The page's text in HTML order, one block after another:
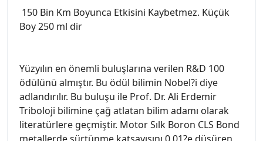
150 Bin Km Boyunca Etkisini Kaybetmez. Küçük
Boy 250 ml dir
Yüzyılın en önemli buluşlarına verilen R&D 100
ödülünü almıştır. Bu ödül bilimin Nobel?i diye
adlandırılır. Bu buluşu ile Prof. Dr. Ali Erdemir
Triboloji bilimine çağ atlatan bilim adamı olarak
literatürlere geçmiştir. Motor Sılk Boron CLS Bond